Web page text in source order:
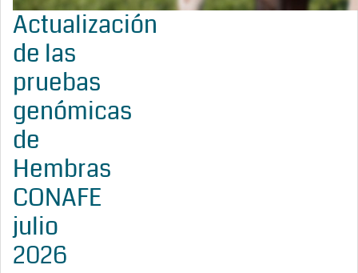
Actualización
de las
pruebas
genómicas
de
Hembras
CONAFE
julio
2026